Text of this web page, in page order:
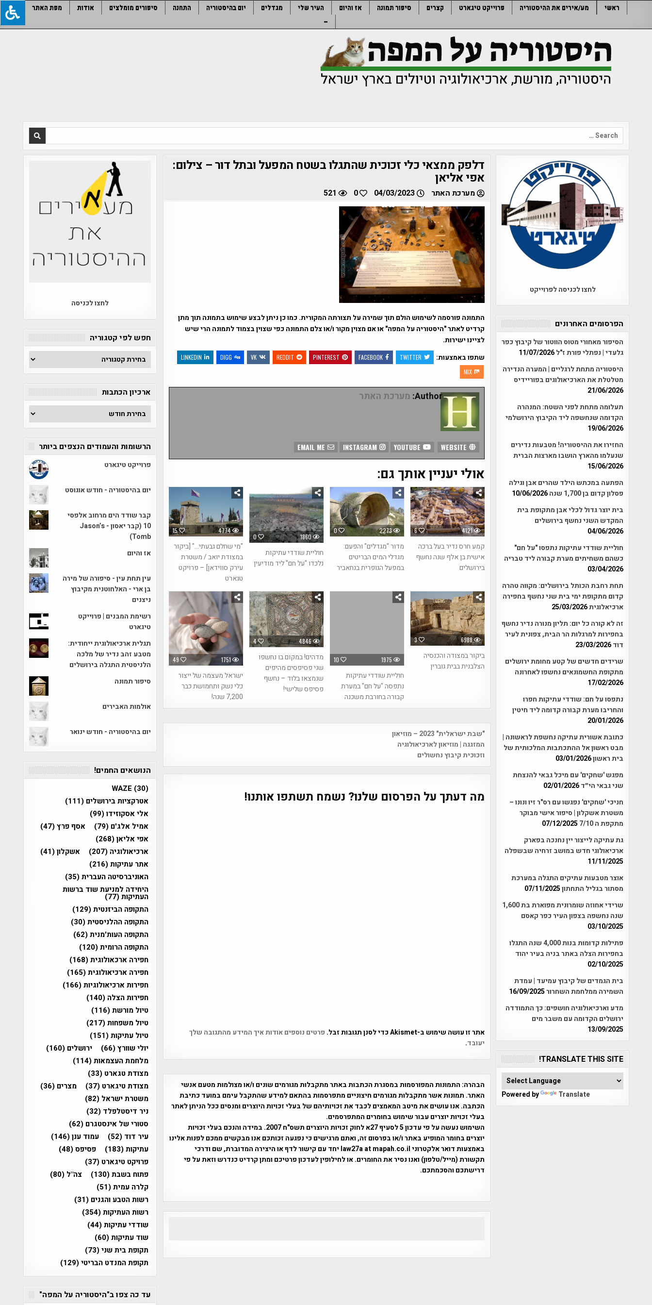
ראשי מע/אירים את ההיסטוריה פרוייקט טיגארט קצרים סיפור תמונה אז והיום העיר שלי מגדלים יום בהיסטוריה התחנה סיפורים מומלצים אודות
מפת האתר
–
Search
for:
דלפק ממצאי כלי זכוכית שהתגלו בשטח המפעל ובתל דור – צילום:
אפי אליאן
מערכת האתר 04/03/2023
0
521
התמונה פורסמה לשימוש הולם תוך שמירה על תצורתה המקורית. כמו כן ניתן לבצע שימוש בתמונה תוך מתן
קרדיט לאתר "היסטוריה על המפה" או אם מצוין מקור ו/או צלם התמונה כפי שצוין בצמוד לתמונה הרי שיש
לציינו ישירות.
שתפו באמצעות:
TWITTER
FACEBOOK
PINTEREST
REDDIT
VK
DIGG
LINKEDIN
MIX
Author: מערכת האתר
INSTAGRAM
אולי יעניין אותך גם:
15 4774
"מי שחלם גבעתי…" [ביקור
במצודת יואב / משטרת
עירק סווידאן] – פרויקט
טגארט
0 1860
חוליית שודדי עתיקות
נלכדו "על חם" ליד מודיעין
0 2273
מדור "מגדלים" והפעם:
מגדלי המים הבריטים
במפעל הגופרית בנחאביר
6 4121
קמע חרס נדיר בעל ברכה
אישית בן אלף שנה נחשף
בירושלים
49 1751
ישראל מעצמה של ייצור
כלי נשק ותחמושת כבר
7,200 שנה!
4 4846
מדהים! במקום בו נחשפו
שני פסיפסים מהיפים
שנמצאו בלוד – נחשף
פסיפס שלישי!
10 1975
חוליית שודדי עתיקות
נתפסה "על חם" במערת
קבורה בחורבת משכנה
3 6988
ביקור במצודה והכנסיה
הצלבנית בבית גוברין
Post
navigation
"שבת ישראלית" 2023 – מוזיאון
המזגגה | מוזיאון לארכיאולוגיה
וזכוכית קיבוץ נחשולים
מה דעתך על הפרסום שלנו? נשמח תשתפו אותנו!
אתר זו עושה שימוש ב-Akismet כדי לסנן תגובות זבל.
פרטים נוספים אודות איך המידע מהתגובה שלך
יעובד.
הבהרה: התמונות המפורסמות במסגרת הכתבות באתר מתקבלות מגורמים שונים ו/או מצולמות מטעם אנשי
האתר. תמונות אשר מתקבלות מגורמים חיצוניים מתפרסמות בהתאם למידע שהתקבל עימם במועד כתיבת
הכתבה. אנו עושים את מיטב המאמצים לכבד את זכויותיהם של בעלי זכויות היוצרים ומנסים ככל הניתן לאתר
בעלי זכויות יוצרים עבור שימוש בחומרים המתפרסמים.
השימוש נעשה על פי עדכון 5 לסעיף 27א לחוק זכויות היוצרים תשס"ח 2007. במידה והנכם בעלי זכויות
יוצרים בחומר המופיע באתר ו/או בפרסום זה, ואתם מרגישים כי נפגעה זכותכם אנו מבקשים ממכם לפנות אלינו
באמצעות דואר אלקטרוני law27a at mapah.co.il יחד עם קישור לדף או היצירה המדוברת, שם ודרכי
תקשורת (מייל/טלפון) ואנו נסיר את החומרים. או לחילופין לעדכון פרטיכם ומתן קרדיט כנדרש וזאת על פי
דרישתכם והסכמתכם.
לחצו לכניסה לפרוייקט
הפרסומים האחרונים
הסיפור מאחורי מטוס הווטור של קיבוץ כפר
גלעדי | נפתלי פורת ז"ל11/07/2026
היסטוריה מתחת לרגליים | המערה הנדירה
מטלטלת את הארכיאולוגים בפוריידיס
21/06/2026
תעלומה מתחת לפני השטח: המנהרה
הקדומה שנחשפה ליד הקיבוץ הירושלמי
19/06/2026
החזירו את ההיסטוריה! מטבעות נדירים
שנעלמו מהארץ הושבו מארצות הברית
15/06/2026
הפתעה במכתש הילד שהרים אבן וגילה
פסלון קדום בן 1,700 שנה
10/06/2026
בית יוצר גדול לכלי אבן מתקופת בית
המקדש השני נחשף בירושלים
04/06/2026
חוליית שודדי עתיקות נתפסו "על חם"
כשהם משחיתים מערת קבורה ליד טבריה
03/04/2026
תחת רחבת הכותל בירושלים: מקווה טהרה
קדום מתקופת ימי בית שני נחשף בחפירה
ארכיאלוגית25/03/2026
זה לא קורה כל יום: תליון מנורה נדיר נחשף
בחפירות למרגלות הר הבית, צפונית לעיר
דוד23/03/2026
שרידים חדשים של קטע מחומת ירושלים
מתקופת החשמונאים נחשפו לאחרונה
17/02/2026
נתפסו על חם: שודדי עתיקות חפרו
והחריבו מערת קבורה קדומה ליד חיטין
20/01/2026
כתובת אשורית עתיקה נחשפת לראשונה |
מבט ראשון אל ההתכתבות המלכותית של
בית ראשון03/01/2026
מפגש 'שחקים' עם מיכל גבאי להנצחת
שני גבאי הי״ד02/01/2026
חניכי 'שחקים' נפגשו עם רס"ר זיו ונונו –
משטרת אשקלון | סיפור אישי מבוקר
מתקפת ה 7/10
07/12/2025
גת עתיקה לייצור יין נחנכה בפארק
ארכיאולוגי חדש במושב זרחיה שבשפלה
11/11/2025
אוצר מטבעות עתיקים התגלה במערכת
מסתור בגליל התחתון07/11/2025
שרידי אחוזה שומרונית מפוארת בת 1,600
שנה נחשפה בצפון העיר כפר קאסם
03/10/2025
פתילות קדומות בנות 4,000 שנה התגלו
בחפירות הצלה באתר בניה בעיר יהוד
02/10/2025
בית הגמדים של קיבוץ עמיעד | עמדת
השמירה ממלחמת השחרור16/09/2025
מדע וארכיאולוגיה חושפים: כך התמודדה
ירושלים הקדומה עם משבר מים
13/09/2025
TRANSLATE THIS SITE!
Powered by Translate
לחצו לכניסה
חפש לפי קטגוריה
חפש
לפי
קטגוריה
ארכיון הכתבות
ארכיון
הכתבות
הרשומות והעמודים הנצפים ביותר
פרוייקט טיגארט
יום בהיסטוריה - חודש אוגוסט
קבר שודד הים מרחוב אלפסי
10 (קבר יאסון - Jason’s
Tomb)
אז והיום
עין תחת עין - סיפורה של מירה
בן ארי - האלחוטנית מקיבוץ
ניצנים
רשימת המבנים | פרוייקט
טיגארט
תגלית ארכיאולוגית ייחודית:
מטבע זהב נדיר של מלכה
הלניסטית התגלה בירושלים
סיפור תמונה
אולמות האבירים
יום בהיסטוריה - חודש ינואר
הנושאים החמים!
WAZE (30)
אטרקציות בירושלים (111)
אלי אסקוזידו(99)
אמיל אלג'ם (79) אסף פרץ(47)
אפי אליאן(268)
ארכיאולוגיה (207) אשקלון(41)
אתר עתיקות(216)
האוניברסיטה העברית(35)
היחידה למניעת שוד ברשות
העתיקות(77)
התקופה הביזנטית(129)
התקופה ההלניסטית(30)
התקופה העות'מנית(62)
התקופה הרומית(120)
חפירה ארכאולוגית(168)
חפירה ארכיאולוגית(165)
חפירות ארכיאולוגיות(166)
חפירות הצלה (140)
טיול מורשת(116)
טיול משפחות(217)
טיול עתיקות(151)
יולי שוורץ(66) ירושלים (160)
מלחמת העצמאות(114)
מצודת טגארט (33)
מצודת טיגארט (37) מצרים (36)
משטרת ישראל (82)
ניר דיסטלפלד (32)
סטורי של אינסטגרם (62)
עיר דוד (52) עמוד ענן(146)
עתיקות(183) פסיפס(48)
פרויקט טיגארט (37)
פתוח בשבת(130) צה"ל (80)
קלרה עמית(51)
רשות הטבע והגנים (31)
רשות העתיקות(354)
שודדי עתיקות(44)
שוד עתיקות(60)
תקופת בית שני(73)
תקופת המנדט הבריטי(129)
עד כה צפו ב"היסטוריה על המפה"